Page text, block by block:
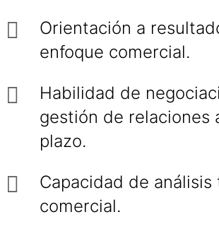
Orientación a
enfoque comercial.
Habilidad de
gestión de relaciones
plazo.
Capacidad de análisis
comercial.